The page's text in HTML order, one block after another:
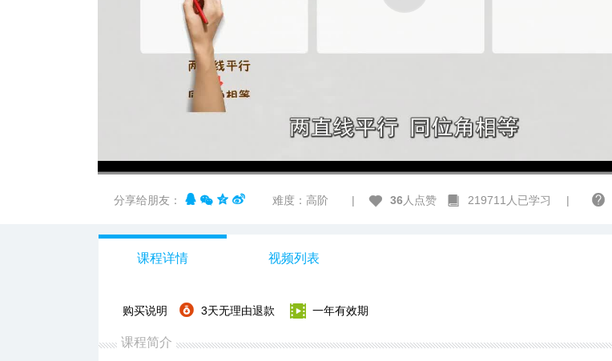
00:00 / 01:37 高清
分享给朋友： 难度：高阶 | 36人点赞 219711人已学习 |
课程详情 视频列表
购买说明 3天无理由退款 一年有效期
课程简介